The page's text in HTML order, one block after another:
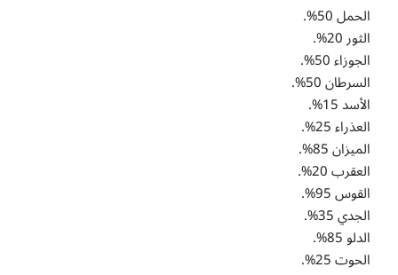
الحمل 50%.
الثور 20%.
الجوزاء 50%.
السرطان 50%.
الأسد 15%.
العذراء 25%.
الميزان 85%.
العقرب 20%.
القوس 95%.
الجدي 35%.
الدلو 85%.
الحوت 25%.